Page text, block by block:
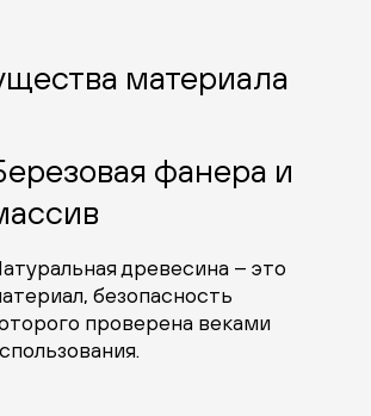
материала
фанера и
древесина – это
безопасность
проверена веками